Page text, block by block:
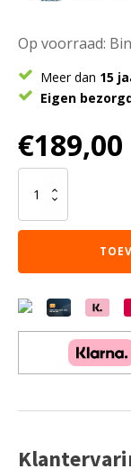
Op voorraad:
Meer dan 15
Eigen
€189,00
Morbido
Beige
2212
Rond
cm
aantal